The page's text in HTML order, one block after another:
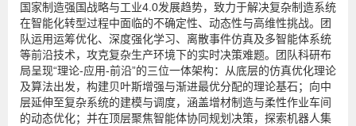
国家制造强国战略与工业4.0发展趋势，致力于解决复杂制造系统
在智能化转型过程中面临的不确定性、动态性与高维性挑战。团
队运用运筹优化、深度强化学习、离散事件仿真及多智能体系统
等前沿技术，攻克复杂生产环境下的实时决策难题。团队科研布
局呈现“理论-应用-前沿”的三位一体架构：从底层的仿真优化理论
及算法出发，构建贝叶斯增强与渐进最优分配的理论基石；向中
层延伸至复杂系统的建模与调度，涵盖增材制造与柔性作业车间
的动态优化；并在顶层聚焦智能体协同规划决策，探索机器人集